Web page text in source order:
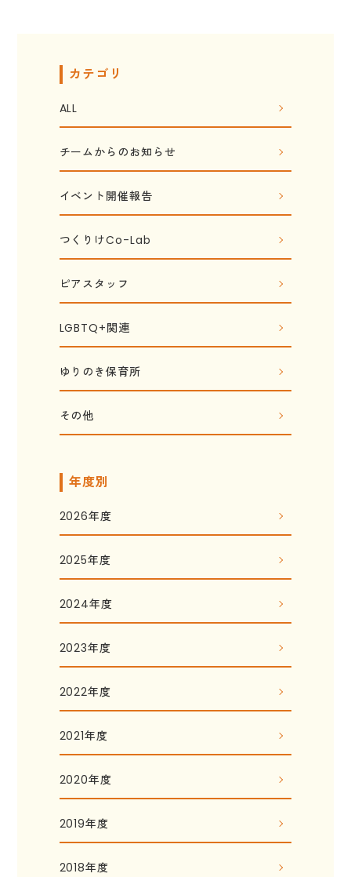
カテゴリ
ALL
チームからのお知らせ
イベント開催報告
つくりけCo-Lab
ピアスタッフ
LGBTQ+関連
ゆりのき保育所
その他
年度別
2026年度
2025年度
2024年度
2023年度
2022年度
2021年度
2020年度
2019年度
2018年度